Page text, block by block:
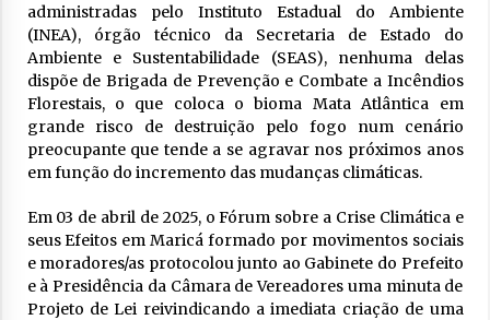
administradas pelo Instituto Estadual do Ambiente
(INEA), órgão técnico da Secretaria de Estado do
Ambiente e Sustentabilidade (SEAS), nenhuma delas
dispõe de Brigada de Prevenção e Combate a Incêndios
Florestais, o que coloca o bioma Mata Atlântica em
grande risco de destruição pelo fogo num cenário
preocupante que tende a se agravar nos próximos anos
em função do incremento das mudanças climáticas.
Em 03 de abril de 2025, o Fórum sobre a Crise Climática e
seus Efeitos em Maricá formado por movimentos sociais
e moradores/as protocolou junto ao Gabinete do Prefeito
e à Presidência da Câmara de Vereadores uma minuta de
Projeto de Lei reivindicando a imediata criação de uma